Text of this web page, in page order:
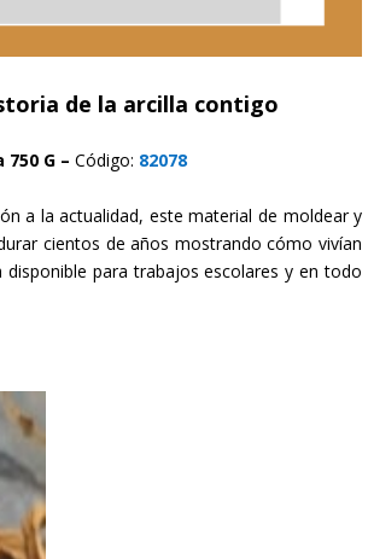
de la arcilla contigo
G – Código: 82078
a la actualidad, este material de moldear y
cientos de años mostrando cómo vivían
disponible para trabajos escolares y en todo